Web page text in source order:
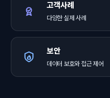
고객사례
다양한 실제 사례
보안
데이터 보호와 접근 제어